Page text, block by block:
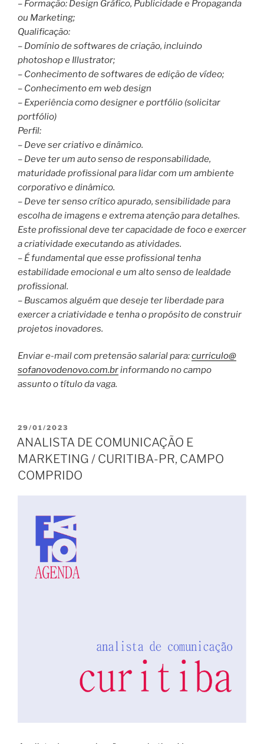
– Formação: Design Gráfico, Publicidade e Propaganda
ou Marketing;
Qualificação:
– Domínio de softwares de criação, incluindo
photoshop e Illustrator;
– Conhecimento de softwares de edição de vídeo;
– Conhecimento em web design
– Experiência como designer e portfólio (solicitar
portfólio)
Perfil:
– Deve ser criativo e dinâmico.
– Deve ter um auto senso de responsabilidade,
maturidade profissional para lidar com um ambiente
corporativo e dinâmico.
– Deve ter senso crítico apurado, sensibilidade para
escolha de imagens e extrema atenção para detalhes.
Este profissional deve ter capacidade de foco e exercer
a criatividade executando as atividades.
– É fundamental que esse profissional tenha
estabilidade emocional e um alto senso de lealdade
profissional.
– Buscamos alguém que deseje ter liberdade para
exercer a criatividade e tenha o propósito de construir
projetos inovadores.
Enviar e-mail com pretensão salarial para:curriculo@
sofanovodenovo.com.brinformando no campo
assunto o título da vaga.
PUBLICADO
EM
29/01/2023
ANALISTA DE COMUNICAÇÃO E
MARKETING / CURITIBA-PR, CAMPO
COMPRIDO